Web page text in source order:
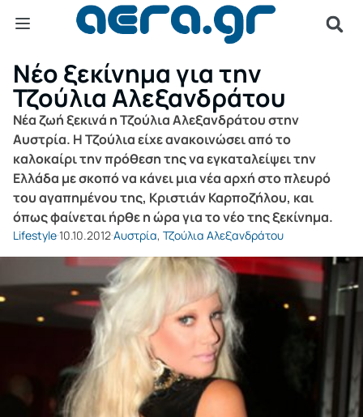
Νέο ξεκίνημα για την
Τζούλια Αλεξανδράτου
Νέα ζωή ξεκινά η Τζούλια Αλεξανδράτου στην
Αυστρία. Η Τζούλια είχε ανακοινώσει από το
καλοκαίρι την πρόθεση της να εγκαταλείψει την
Ελλάδα με σκοπό να κάνει μια νέα αρχή στο πλευρό
του αγαπημένου της, Κριστιάν Καρποζήλου, και
όπως φαίνεται ήρθε η ώρα για το νέο της ξεκίνημα.
Lifestyle10.10.2012Αυστρία, Τζούλια Αλεξανδράτου